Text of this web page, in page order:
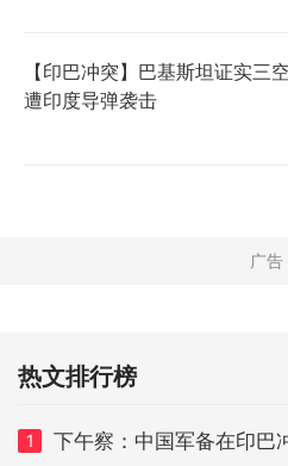
【印巴冲突】巴基斯坦证实三
遭印度导弹袭击
热文排行榜
1 下午察：中国军备在印巴